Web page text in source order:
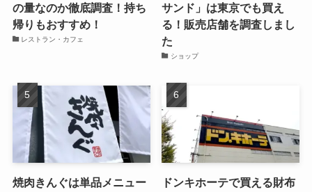
の量なのか徹底調査！持ち
帰りもおすすめ！
レストラン・カフェ
サンド」は東京でも買え
る！販売店舗を調査しまし
た
ショップ
焼肉きんぐは単品メニュー
ドンキホーテで買える財布